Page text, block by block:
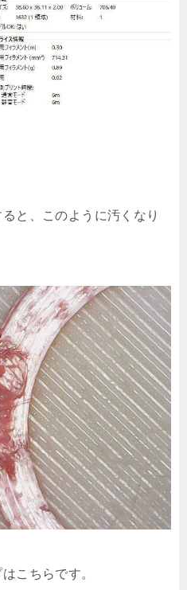
と、このように汚くなり
こちらです。